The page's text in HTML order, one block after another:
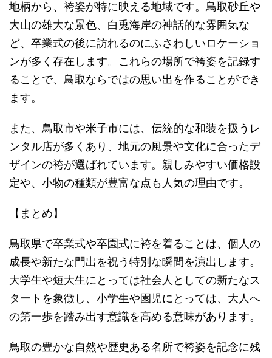
地柄から、袴姿が特に映える地域です。鳥取砂丘や
大山の雄大な景色、白兎海岸の神話的な雰囲気な
ど、卒業式の後に訪れるのにふさわしいロケーショ
ンが多く存在します。これらの場所で袴姿を記録す
ることで、鳥取ならではの思い出を作ることができ
ます。
また、鳥取市や米子市には、伝統的な和装を扱うレ
ンタル店が多くあり、地元の風景や文化に合ったデ
ザインの袴が選ばれています。親しみやすい価格設
定や、小物の種類が豊富な点も人気の理由です。
【まとめ】
鳥取県で卒業式や卒園式に袴を着ることは、個人の
成長や新たな門出を祝う特別な瞬間を演出します。
大学生や短大生にとっては社会人としての新たなス
タートを象徴し、小学生や園児にとっては、大人へ
の第一歩を踏み出す意識を高める意味があります。
鳥取の豊かな自然や歴史ある名所で袴姿を記念に残